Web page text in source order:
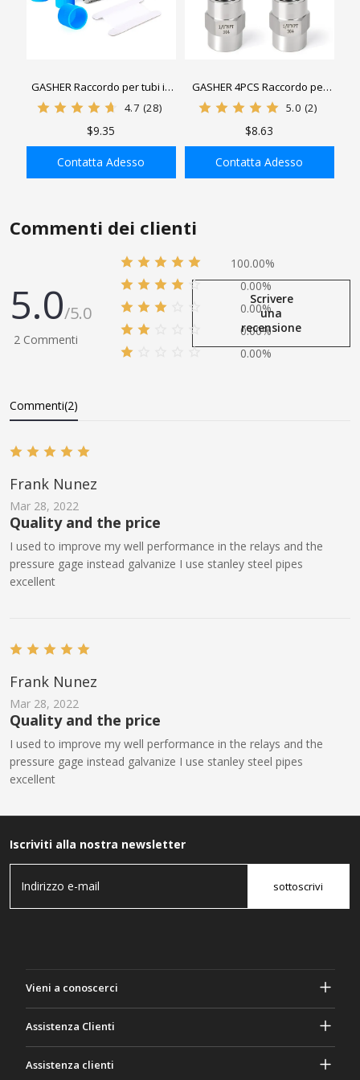
AGGIUNGI ALLA
GASHER Raccordo per tubi in
acciaio inossidabile da 4 pezzi
Street, tubo maschio a tubo
femmina
4.7 (28)
$9.35
Contatta Adesso
AGGIUNGI ALLA
GASHER 4PCS Raccordo per
tubi in acciaio inossidabile 304,
capezzolo esagonale, tubo
con filettatura maschio, tubo
con filettatura femmina
5.0 (2)
$8.63
Contatta Adesso
Commenti dei clienti
5.0/5.0
2 Commenti
100.00%
0.00%
0.00%
0.00%
0.00%
Scrivere
una
recensione
Commenti(2)
Frank Nunez
Mar 28, 2022
Quality and the price
I used to improve my well performance in the relays and the
pressure gage instead galvanize I use stanley steel pipes
excellent
Frank Nunez
Mar 28, 2022
Quality and the price
I used to improve my well performance in the relays and the
pressure gage instead galvanize I use stanley steel pipes
excellent
Iscriviti alla nostra newsletter
sottoscrivi
Vieni a conoscerci
Termini e Condizioni
Assistenza Clienti
Assistenza clienti